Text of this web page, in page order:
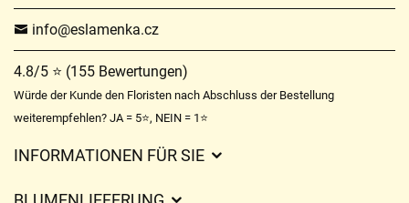
info@eslamenka.cz
4.8/5 ⭐ (155 Bewertungen)
Würde der Kunde den Floristen nach Abschluss der Bestellung
weiterempfehlen? JA = 5⭐, NEIN = 1⭐
INFORMATIONEN FÜR SIE